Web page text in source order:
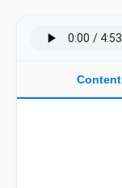
Content